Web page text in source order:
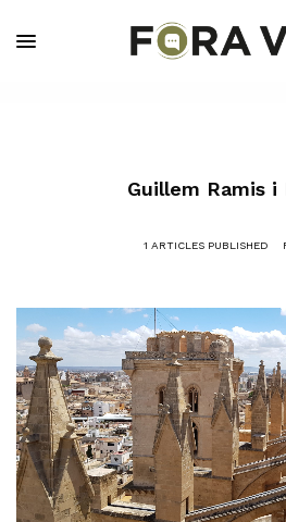
Guillem Ramis i
1 ARTICLES PUBLISHED